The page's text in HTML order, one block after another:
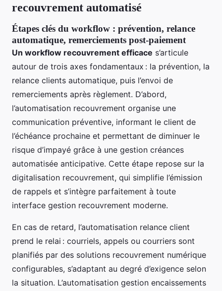
recouvrement automatisé
Étapes clés du workflow : prévention, relance
automatique, remerciements post-paiement
Un workflow recouvrement efficace s’articule
autour de trois axes fondamentaux : la prévention, la
relance clients automatique, puis l’envoi de
remerciements après règlement. D’abord,
l’automatisation recouvrement organise une
communication préventive, informant le client de
l’échéance prochaine et permettant de diminuer le
risque d’impayé grâce à une gestion créances
automatisée anticipative. Cette étape repose sur la
digitalisation recouvrement, qui simplifie l’émission
de rappels et s’intègre parfaitement à toute
interface gestion recouvrement moderne.
En cas de retard, l’automatisation relance client
prend le relai : courriels, appels ou courriers sont
planifiés par des solutions recouvrement numérique
configurables, s’adaptant au degré d’exigence selon
la situation. L’automatisation gestion encaissements